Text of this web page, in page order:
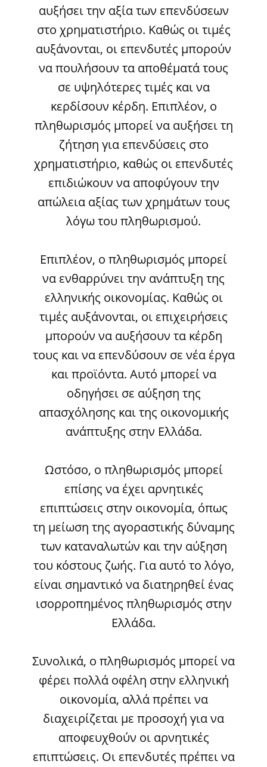
αυξήσει την αξία των επενδύσεων
στο χρηματιστήριο. Καθώς οι τιμές
αυξάνονται, οι επενδυτές μπορούν
να πουλήσουν τα αποθέματά τους
σε υψηλότερες τιμές και να
κερδίσουν κέρδη. Επιπλέον, ο
πληθωρισμός μπορεί να αυξήσει τη
ζήτηση για επενδύσεις στο
χρηματιστήριο, καθώς οι επενδυτές
επιδιώκουν να αποφύγουν την
απώλεια αξίας των χρημάτων τους
λόγω του πληθωρισμού.
Επιπλέον, ο πληθωρισμός μπορεί
να ενθαρρύνει την ανάπτυξη της
ελληνικής οικονομίας. Καθώς οι
τιμές αυξάνονται, οι επιχειρήσεις
μπορούν να αυξήσουν τα κέρδη
τους και να επενδύσουν σε νέα έργα
και προϊόντα. Αυτό μπορεί να
οδηγήσει σε αύξηση της
απασχόλησης και της οικονομικής
ανάπτυξης στην Ελλάδα.
Ωστόσο, ο πληθωρισμός μπορεί
επίσης να έχει αρνητικές
επιπτώσεις στην οικονομία, όπως
τη μείωση της αγοραστικής δύναμης
των καταναλωτών και την αύξηση
του κόστους ζωής. Για αυτό το λόγο,
είναι σημαντικό να διατηρηθεί ένας
ισορροπημένος πληθωρισμός στην
Ελλάδα.
Συνολικά, ο πληθωρισμός μπορεί να
φέρει πολλά οφέλη στην ελληνική
οικονομία, αλλά πρέπει να
διαχειρίζεται με προσοχή για να
αποφευχθούν οι αρνητικές
επιπτώσεις. Οι επενδυτές πρέπει να